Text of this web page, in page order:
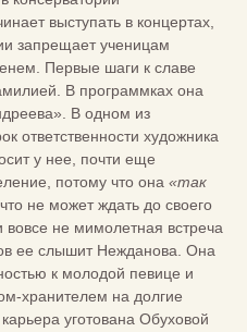
выступать в концертах,
запрещает ученицам
Первые шаги к славе
В программках она
В одном из
ответственности художника
у нее, почти еще
потому что она «так
не может ждать до своего
не мимолетная встреча
ее слышит Нежданова. Она
к молодой певице и
хранителем на долгие
уготована Обуховой